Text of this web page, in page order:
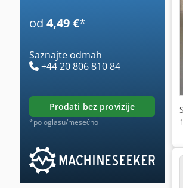
od 4,49 €*
Saznajte odmah
+44 20 806 810 84
prodati bez provizije
*po oglasu/mesečno